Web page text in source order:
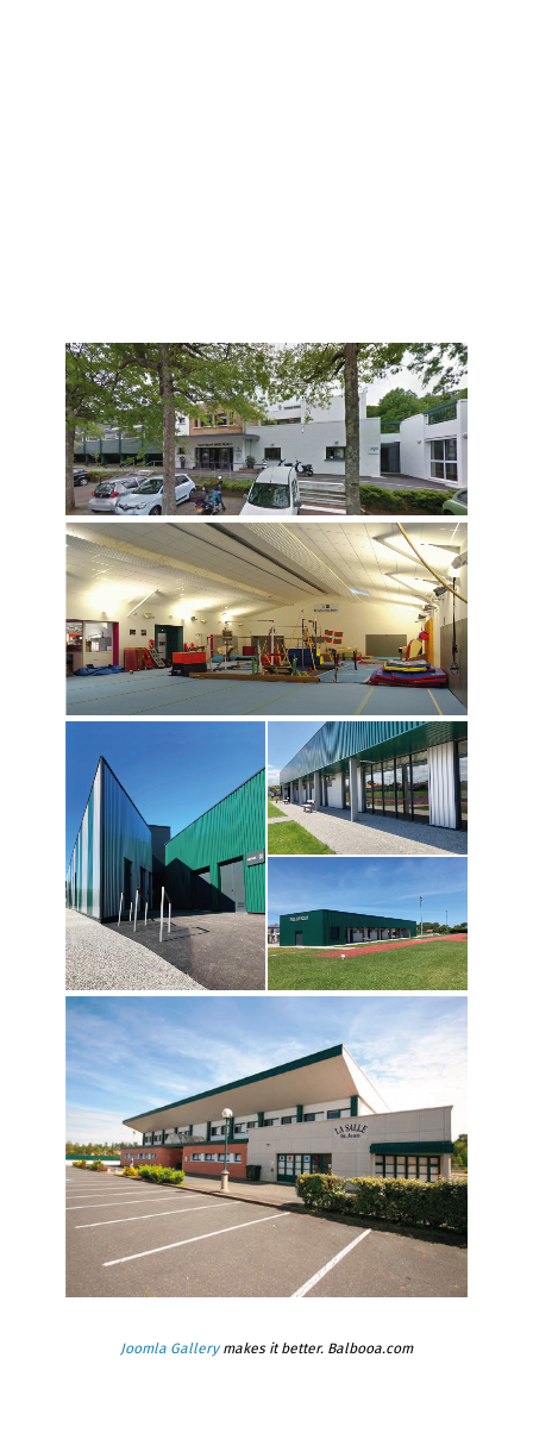
Joomla Gallerymakes it better. Balbooa.com